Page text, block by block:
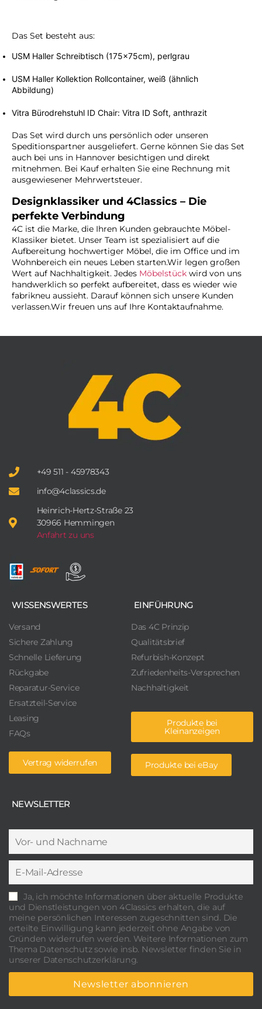
Das Set besteht aus:
USM Haller Schreibtisch (175x75cm), perlgrau
USM Haller Kollektion Rollcontainer, weiß (ähnlich
Abbildung)
Vitra Bürodrehstuhl ID Chair: Vitra ID Soft, anthrazit
Das Set wird durch uns persönlich oder unseren
Speditionspartner ausgeliefert. Gerne können Sie das Set
auch bei uns in Hannover besichtigen und direkt
mitnehmen. Bei Kauf erhalten Sie eine Rechnung mit
ausgewiesener Mehrwertsteuer.
Designklassiker und 4Classics – Die
perfekte Verbindung
4C ist die Marke, die Ihren Kunden gebrauchte Möbel-
Klassiker bietet. Unser Team ist spezialisiert auf die
Aufbereitung hochwertiger Möbel, die im Office und im
Wohnbereich ein neues Leben starten.Wir legen großen
Wert auf Nachhaltigkeit. Jedes Möbelstück wird von uns
handwerklich so perfekt aufbereitet, dass es wieder wie
fabrikneu aussieht. Darauf können sich unsere Kunden
verlassen.Wir freuen uns auf Ihre Kontaktaufnahme.
+49 511 - 45978343
info@4classics.de
Heinrich-Hertz-Straße 23
30966 Hemmingen
Anfahrt zu uns
WISSENSWERTES
Versand
Sichere Zahlung
Schnelle Lieferung
Rückgabe
Reparatur-Service
Ersatzteil-Service
Leasing
FAQs
Vertrag widerrufen
EINFÜHRUNG
Das 4C Prinzip
Qualitätsbrief
Refurbish-Konzept
Zufriedenheits-Versprechen
Nachhaltigkeit
Produkte bei
Kleinanzeigen
Produkte bei eBay
NEWSLETTER
Ja, ich möchte Informationen über aktuelle Produkte
und Dienstleistungen von 4Classics erhalten, die auf
meine persönlichen Interessen zugeschnitten sind. Die
erteilte Einwilligung kann jederzeit ohne Angabe von
Gründen widerrufen werden. Weitere Informationen zum
Thema Datenschutz sowie insb. Newsletter finden Sie in
unserer Datenschutzerklärung.